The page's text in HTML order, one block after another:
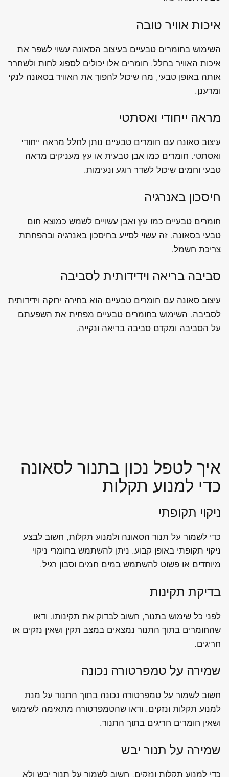
איכות אוויר טובה
השימוש בחומרים טבעיים בעיצוב הסאונה עשוי לשפר את
איכות האוויר בחלל. חומרים אלו יכולים לספוג לחות ולשחרר
אותה באופן טבעי, מה שיכול להפוך את האוויר בסאונה לנקי
ומרענן.
מראה ייחודי ואסתטי
עיצוב סאונה עם חומרים טבעיים נותן לחלל מראה ייחודי
ואסתטי. חומרים כמו אבן טבעית או עץ מעניקים מראה
טבעי וחמים שיכול לשדר רוגע ונעימות.
חיסכון באנרגיה
חומרים טבעיים כמו עץ ואבן עשויים לשמש כמוצא חום
טבעי בסאונה. זה עשוי לסייע בחיסכון באנרגיה ובהפחתת
צריכת חשמל.
סביבה בריאה וידידותית לסביבה
עיצוב סאונה עם חומרים טבעיים הוא בחירה ירוקה וידידותית
לסביבה. השימוש בחומרים טבעיים מפחית את השפעתם
על הסביבה ומקדם סביבה בריאה ונקייה.
איך לטפל נכון בתנור לסאונה
כדי למנוע תקלות
ניקוי תקופתי
כדי לשמור על תנור הסאונה ולמנוע תקלות, חשוב לבצע
ניקוי תקופתי באופן קבוע. ניתן להשתמש בחומרי ניקוי
מיוחדים או פשוט להשתמש במים חמים וסבון רגיל.
בדיקת תקינות
לפני כל שימוש בתנור, חשוב לבדוק את תקינותו. ודאו
שהחומרים בתוך התנור נמצאים במצב תקין ושאין נזקים או
חריגים.
שמירה על טמפרטורה נכונה
חשוב לשמור על טמפרטורה נכונה בתוך התנור על מנת
למנוע תקלות ונזקים. ודאו שהטמפרטורה מתאימה לשימוש
ושאין חומרים חריגים בתוך התנור.
שמירה על תנור יבש
כדי למנוע תקלות ונזקים, חשוב לשמור על תנור יבש ולא